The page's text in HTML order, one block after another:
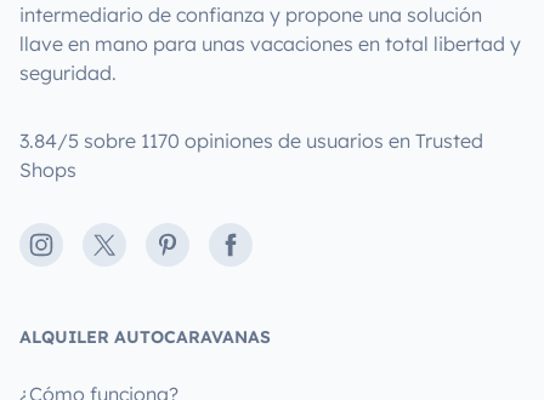
intermediario de confianza y propone una solución
llave en mano para unas vacaciones en total libertad y
seguridad.
3.84/5 sobre 1170 opiniones de usuarios en Trusted
Shops
Instagram
X PinterestFacebook
ALQUILER AUTOCARAVANAS
¿Cómo funciona?